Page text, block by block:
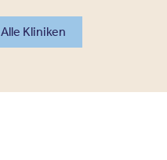
Alle Kliniken